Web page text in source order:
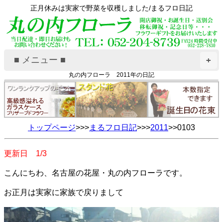
正月休みは実家で野菜を収穫しました/まるフロ日記
+
■ メニュー ■
丸の内フローラ 2011年の日記
トップページ>>>まるフロ日記>>>2011>>0103
更新日 1/3
こんにちわ、名古屋の花屋・丸の内フローラです。
お正月は実家に家族で戻りまして